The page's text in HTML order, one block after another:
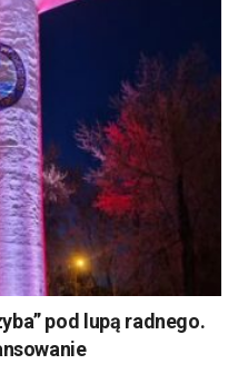
pod lupą radnego.